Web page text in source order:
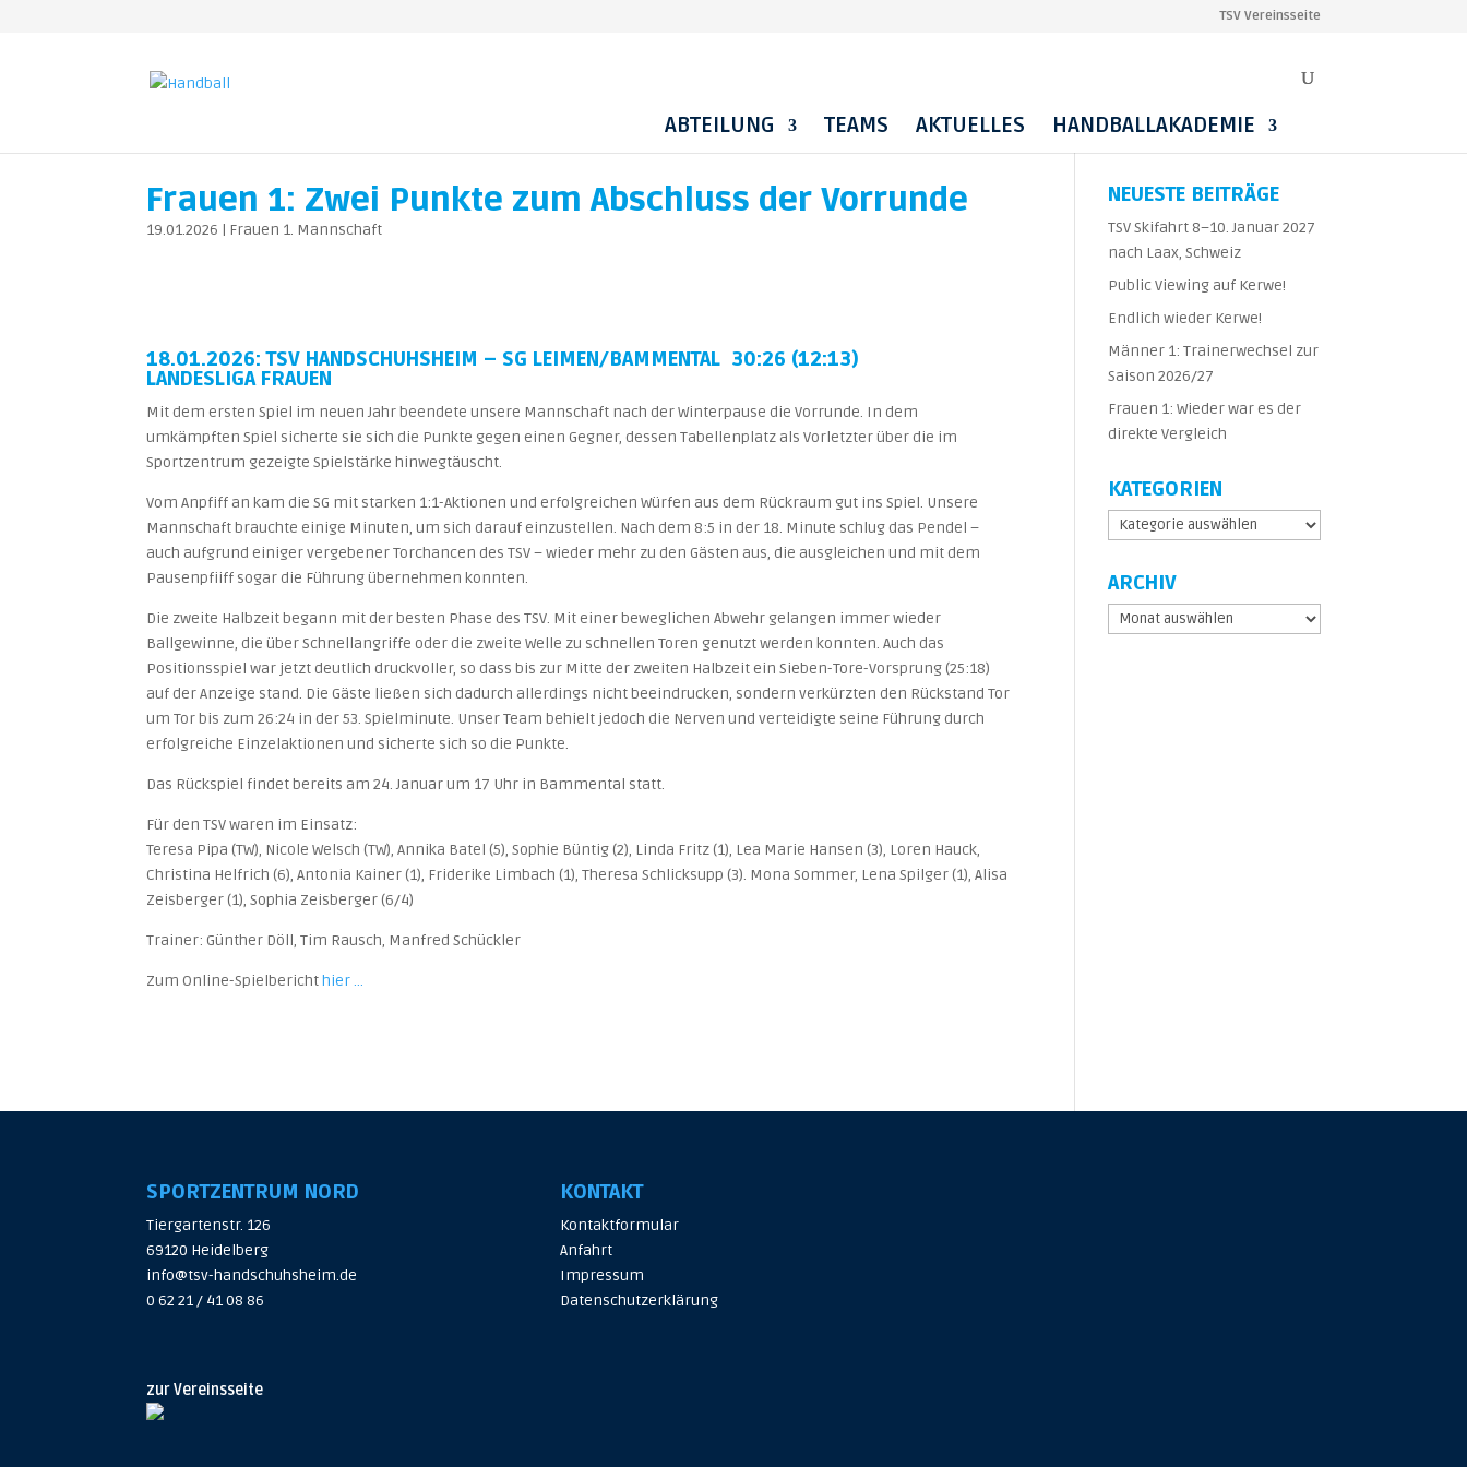
TSV Vereinsseite
ABTEILUNG TEAMS AKTUELLES HANDBALLAKADEMIE
Frauen 1: Zwei Punkte zum Abschluss der Vorrunde
19.01.2026 | Frauen 1. Mannschaft
18.01.2026: TSV HANDSCHUHSHEIM – SG LEIMEN/BAMMENTAL 30:26 (12:13)
LANDESLIGA FRAUEN
Mit dem ersten Spiel im neuen Jahr beendete unsere Mannschaft nach der Winterpause die Vorrunde. In dem
umkämpften Spiel sicherte sie sich die Punkte gegen einen Gegner, dessen Tabellenplatz als Vorletzter über die im
Sportzentrum gezeigte Spielstärke hinwegtäuscht.
Vom Anpfiff an kam die SG mit starken 1:1-Aktionen und erfolgreichen Würfen aus dem Rückraum gut ins Spiel. Unsere
Mannschaft brauchte einige Minuten, um sich darauf einzustellen. Nach dem 8:5 in der 18. Minute schlug das Pendel –
auch aufgrund einiger vergebener Torchancen des TSV – wieder mehr zu den Gästen aus, die ausgleichen und mit dem
Pausenpfiiff sogar die Führung übernehmen konnten.
Die zweite Halbzeit begann mit der besten Phase des TSV. Mit einer beweglichen Abwehr gelangen immer wieder
Ballgewinne, die über Schnellangriffe oder die zweite Welle zu schnellen Toren genutzt werden konnten. Auch das
Positionsspiel war jetzt deutlich druckvoller, so dass bis zur Mitte der zweiten Halbzeit ein Sieben-Tore-Vorsprung (25:18)
auf der Anzeige stand. Die Gäste ließen sich dadurch allerdings nicht beeindrucken, sondern verkürzten den Rückstand Tor
um Tor bis zum 26:24 in der 53. Spielminute. Unser Team behielt jedoch die Nerven und verteidigte seine Führung durch
erfolgreiche Einzelaktionen und sicherte sich so die Punkte.
Das Rückspiel findet bereits am 24. Januar um 17 Uhr in Bammental statt.
Für den TSV waren im Einsatz:
Teresa Pipa (TW), Nicole Welsch (TW), Annika Batel (5), Sophie Büntig (2), Linda Fritz (1), Lea Marie Hansen (3), Loren Hauck,
Christina Helfrich (6), Antonia Kainer (1), Friderike Limbach (1), Theresa Schlicksupp (3). Mona Sommer, Lena Spilger (1), Alisa
Zeisberger (1), Sophia Zeisberger (6/4)
Trainer: Günther Döll, Tim Rausch, Manfred Schückler
Zum Online-Spielberichthier …
NEUESTE BEITRÄGE
TSV Skifahrt 8–10. Januar 2027
nach Laax, Schweiz
Public Viewing auf Kerwe!
Endlich wieder Kerwe!
Männer 1: Trainerwechsel zur
Saison 2026/27
Frauen 1: Wieder war es der
direkte Vergleich
KATEGORIEN
Kategorien
ARCHIV
Archiv
SPORTZENTRUM NORD
Tiergartenstr. 126
69120 Heidelberg
info@tsv-handschuhsheim.de
0 62 21 / 41 08 86
KONTAKT
Kontaktformular
Anfahrt
Impressum
Datenschutzerklärung
zur Vereinsseite